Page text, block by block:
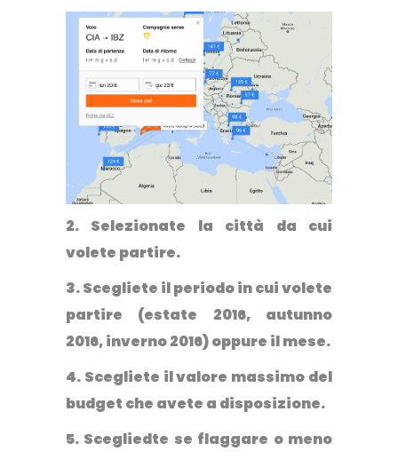
2. Selezionate la città da cui
volete partire.
3. Scegliete il periodo in cui volete
partire (estate 2016, autunno
2016, inverno 2016) oppure il mese.
4. Scegliete il valore massimo del
budget che avete a disposizione.
5. Scegliedte se flaggare o meno